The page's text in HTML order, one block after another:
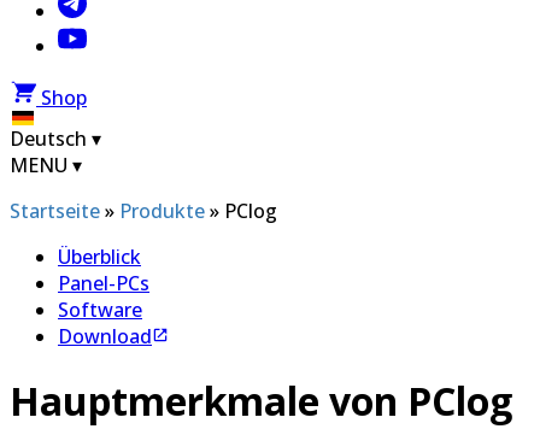
Shop
Deutsch ▾
MENU ▾
Startseite» Produkte» PClog
Überblick
Panel-PCs
Software
Download
Hauptmerkmale von PClog